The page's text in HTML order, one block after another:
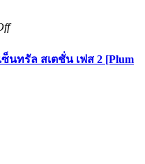
นทรัล สเตชั่น เฟส 2 [Plum